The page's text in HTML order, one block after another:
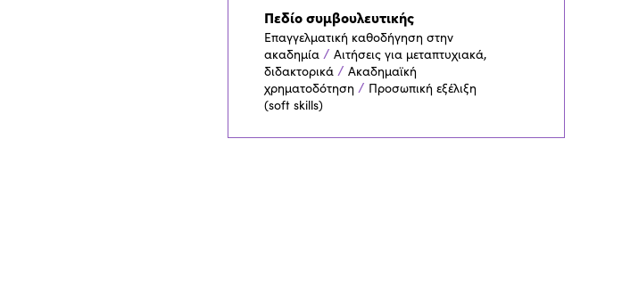
Πεδίο συμβουλευτικής
Επαγγελματική καθοδήγηση στην
ακαδημία / Αιτήσεις για μεταπτυχιακά,
διδακτορικά / Ακαδημαϊκή
χρηματοδότηση / Προσωπική εξέλιξη
(soft skills)